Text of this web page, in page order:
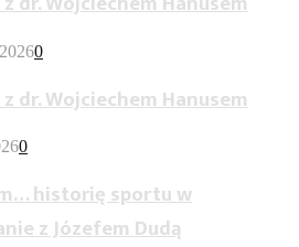
0
dr. Wojciechem Hanusem
0
historię sportu w
z Józefem Dudą